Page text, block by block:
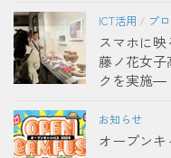
ICT活用 / プ
スマホに
藤ノ花女
クを実施―
お知らせ
オープンキ